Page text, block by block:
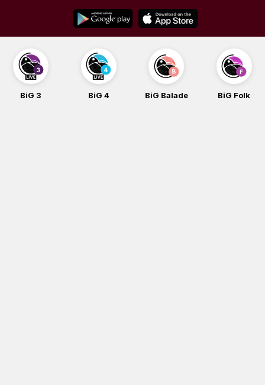
content
BiG 3 BiG 4 BiG Balade BiG Folk